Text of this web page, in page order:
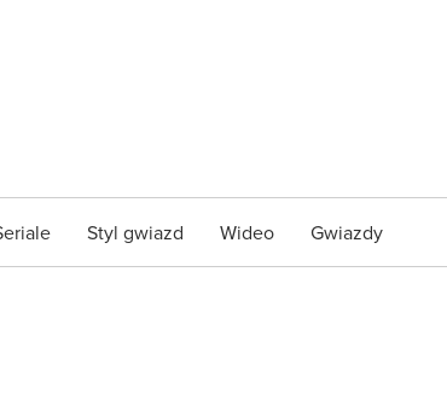
Styl gwiazd Wideo Gwiazdy